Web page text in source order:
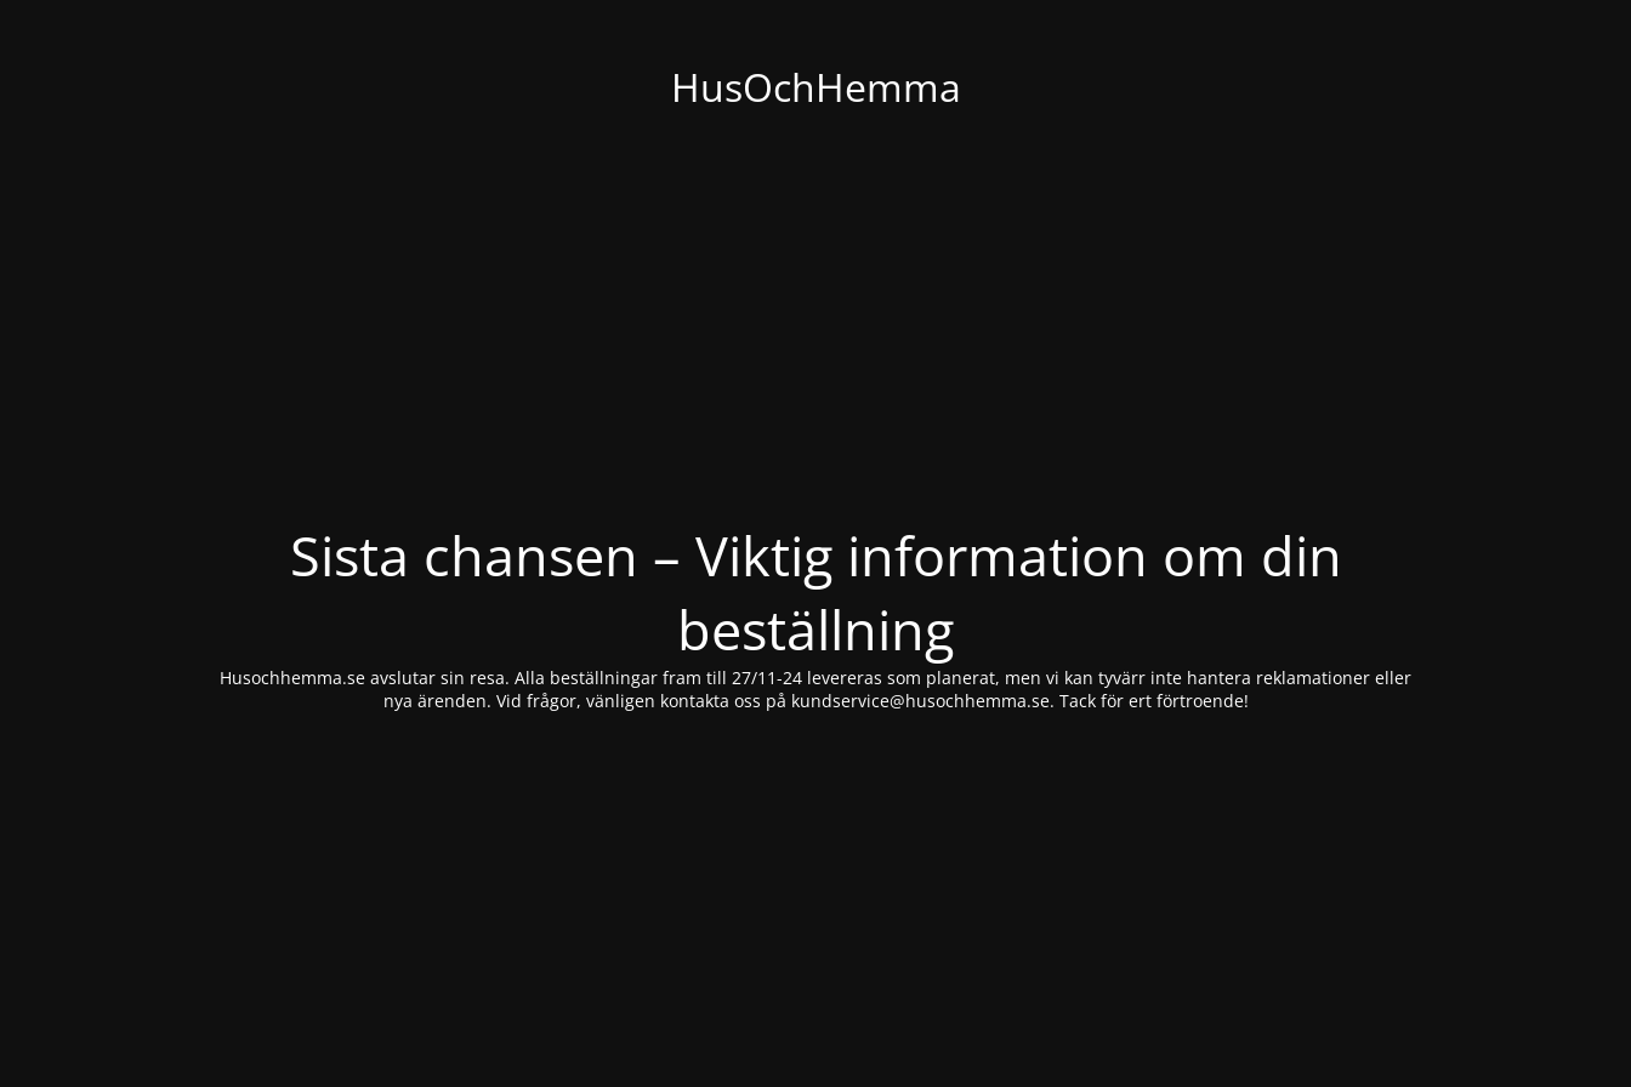
HusOchHemma
Sista chansen – Viktig information om din
beställning
Husochhemma.se avslutar sin resa. Alla beställningar fram till 27/11-24 levereras som planerat, men vi kan tyvärr inte hantera reklamationer eller
nya ärenden. Vid frågor, vänligen kontakta oss på kundservice@husochhemma.se. Tack för ert förtroende!